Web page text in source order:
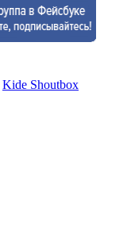
Kide Shoutbox